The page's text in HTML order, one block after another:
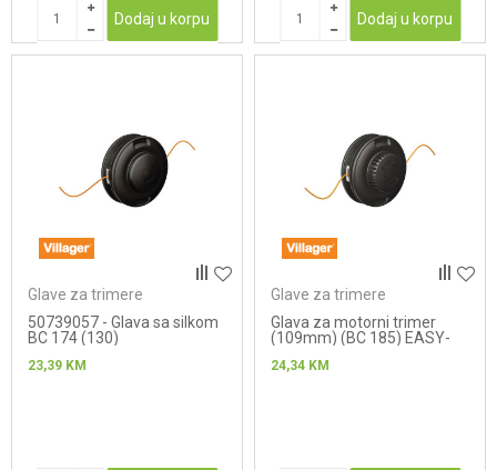
Dodaj u korpu Dodaj u korpu
Glave za trimere
50739057 - Glava sa silkom
BC 174 (130)
23,39 KM
Glave za trimere
Glava za motorni trimer
(109mm) (BC 185) EASY-
24,34 KM